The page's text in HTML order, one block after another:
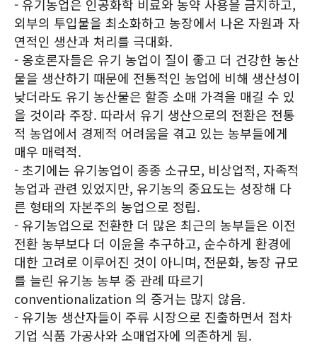
- 유기농업은 인공화학 비료와 농약 사용을 금지하고,
외부의 투입물을 최소화하고 농장에서 나온 자원과 자
연적인 생산과 처리를 극대화.
- 옹호론자들은 유기 농업이 질이 좋고 더 건강한 농산
물을 생산하기 때문에 전통적인 농업에 비해 생산성이
낮더라도 유기 농산물은 할증 소매 가격을 매길 수 있
을 것이라 주장. 따라서 유기 생산으로의 전환은 전통
적 농업에서 경제적 어려움을 겪고 있는 농부들에게
매우 매력적.
- 초기에는 유기농업이 종종 소규모, 비상업적, 자족적
농업과 관련 있었지만, 유기농의 중요도는 성장해 다
른 형태의 자본주의 농업으로 정립.
- 유기농업으로 전환한 더 많은 최근의 농부들은 이전
전환 농부보다 더 이윤을 추구하고, 순수하게 환경에
대한 고려로 이루어진 것이 아니며, 전문화, 농장 규모
를 늘린 유기농 농부 중 관례 따르기
conventionalization 의 증거는 많지 않음.
- 유기농 생산자들이 주류 시장으로 진출하면서 점차
기업 식품 가공사와 소매업자에 의존하게 됨.